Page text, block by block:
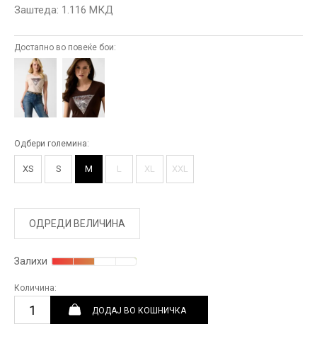
Заштеда: 1.116 МКД
Достапно во повеќе бои:
Одбери големина:
XS S M L XL XXL
ОДРЕДИ ВЕЛИЧИНА
Залихи
Количина:
ДОДАЈ ВО КОШНИЧКА